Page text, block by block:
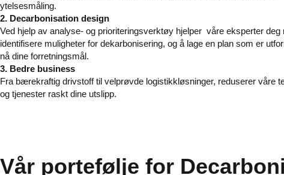
ytelsesmåling.
2. Decarbonisation design
Ved hjelp av analyse- og prioriteringsverktøy hjelper våre eksperter deg
identifisere muligheter for dekarbonisering, og å lage en plan som er
nå dine forretningsmål.
3. Bedre business
Fra bærekraftig drivstoff til velprøvde logistikkløsninger, reduserer våre
og tjenester raskt dine utslipp.
Vår portefølje for